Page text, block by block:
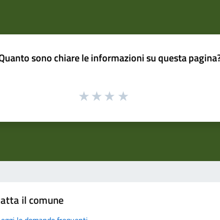
sono chiare le informazioni su questa
il comune